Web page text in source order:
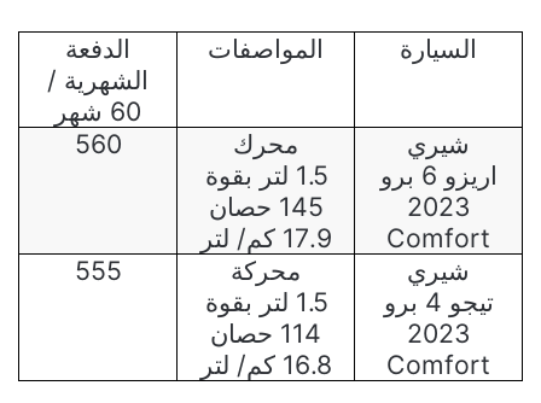
السيارة المواصفات
الدفعة
الشهرية /
60 شهر
شيري
اريزو 6 برو
2023
Comfort
محرك
1.5 لتر بقوة
145 حصان
17.9 كم/ لتر
560
شيري
تيجو 4 برو
2023
Comfort
محركة
1.5 لتر بقوة
114 حصان
16.8 كم/ لتر
555